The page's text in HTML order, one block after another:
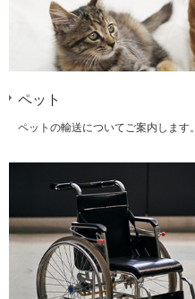
ペット
ペットの輸送についてご案内します。